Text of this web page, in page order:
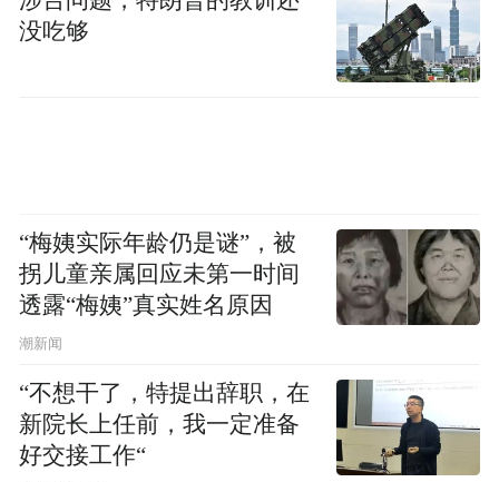
没吃够
“梅姨实际年龄仍是谜”，被
拐儿童亲属回应未第一时间
透露“梅姨”真实姓名原因
潮新闻
“不想干了，特提出辞职，在
新院长上任前，我一定准备
好交接工作“